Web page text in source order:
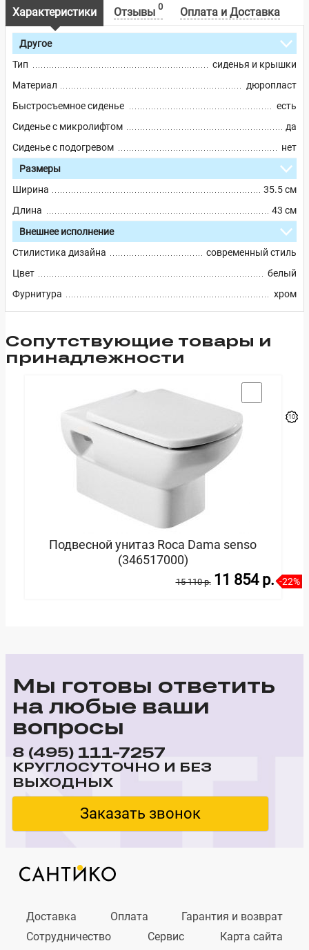
Характеристики Отзывы 0 Оплата и Доставка
Другое
Тип
сиденья и крышки
Материал
дюропласт
Быстросъемное сиденье
есть
Сиденье с микролифтом
да
Сиденье с подогревом
нет
Размеры
Ширина
35.5 см
Длина
43 см
Внешнее исполнение
Стилистика дизайна
современный стиль
Цвет
белый
Фурнитура
хром
Cопутствующие товары и
принадлежности
Подвесной унитаз Roca Dama senso
(346517000)
15 110 p. -22%
11 854 p.
Мы готовы ответить
на любые ваши
вопросы
8 (495) 111-7257
КРУГЛОСУТОЧНО И БЕЗ
ВЫХОДНЫХ
Заказать звонок
Доставка Оплата
Гарантия и возврат
Сотрудничество
Сервис Карта сайта